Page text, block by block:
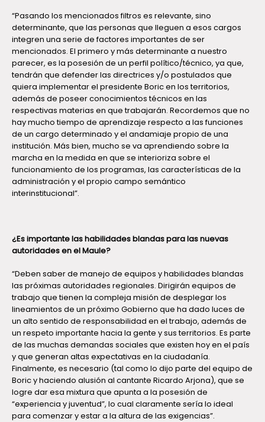
“Pasando los mencionados filtros es relevante, sino
determinante, que las personas que lleguen a esos cargos
integren una serie de factores importantes de ser
mencionados. El primero y más determinante a nuestro
parecer, es la posesión de un perfil político/técnico, ya que,
tendrán que defender las directrices y/o postulados que
quiera implementar el presidente Boric en los territorios,
además de poseer conocimientos técnicos en las
respectivas materias en que trabajarán. Recordemos que no
hay mucho tiempo de aprendizaje respecto a las funciones
de un cargo determinado y el andamiaje propio de una
institución. Más bien, mucho se va aprendiendo sobre la
marcha en la medida en que se interioriza sobre el
funcionamiento de los programas, las características de la
administración y el propio campo semántico
interinstitucional”.
¿Es importante las habilidades blandas para las nuevas
autoridades en el Maule?
“Deben saber de manejo de equipos y habilidades blandas
las próximas autoridades regionales. Dirigirán equipos de
trabajo que tienen la compleja misión de desplegar los
lineamientos de un próximo Gobierno que ha dado luces de
un alto sentido de responsabilidad en el trabajo, además de
un respeto importante hacia la gente y sus territorios. Es parte
de las muchas demandas sociales que existen hoy en el país
y que generan altas expectativas en la ciudadanía.
Finalmente, es necesario (tal como lo dijo parte del equipo de
Boric y haciendo alusión al cantante Ricardo Arjona), que se
logre dar esa mixtura que apunta a la posesión de
“experiencia y juventud”, lo cual claramente sería lo ideal
para comenzar y estar a la altura de las exigencias”.